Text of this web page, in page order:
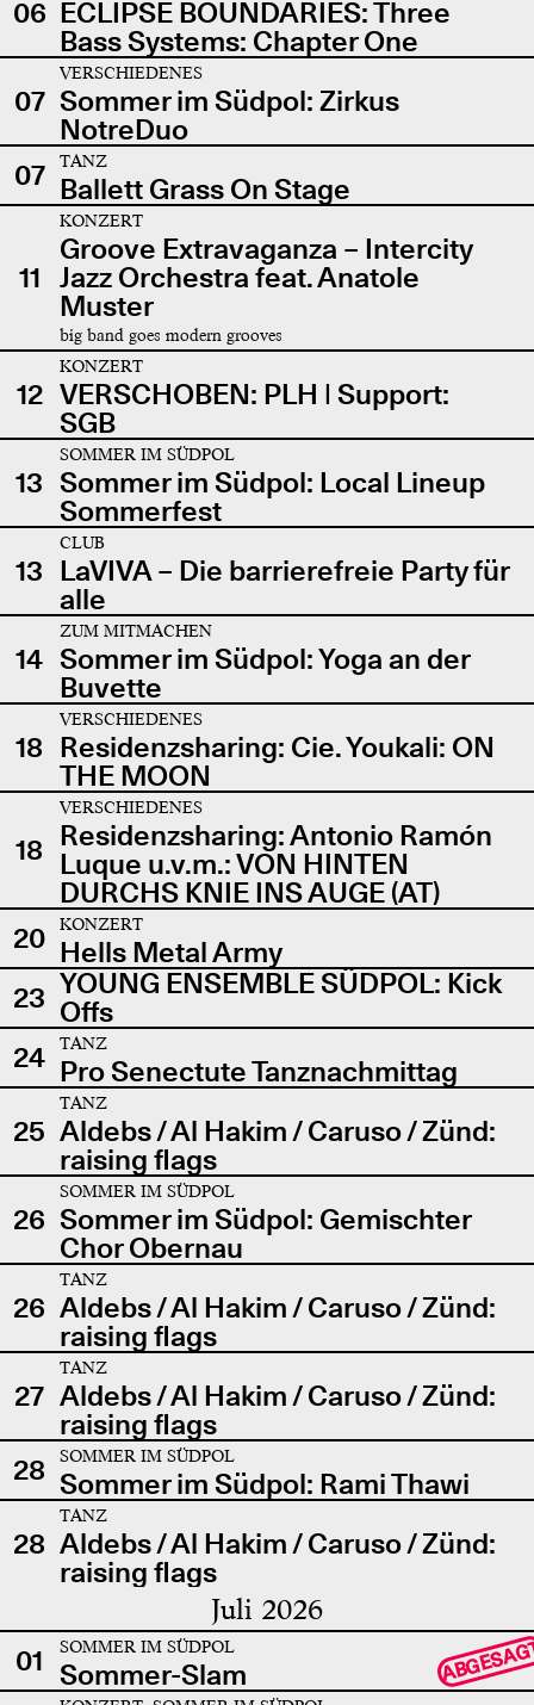
06 ECLIPSE BOUNDARIES: Three
Bass Systems: Chapter One
07
VERSCHIEDENES
Sommer im Südpol: Zirkus
NotreDuo
07
TANZ
Ballett Grass On Stage
11
KONZERT
Groove Extravaganza – Intercity
Jazz Orchestra feat. Anatole
Muster
big band goes modern grooves
12
KONZERT
VERSCHOBEN: PLH | Support:
SGB
13
SOMMER IM SÜDPOL
Sommer im Südpol: Local Lineup
Sommerfest
13
CLUB
LaVIVA – Die barrierefreie Party für
alle
14
ZUM MITMACHEN
Sommer im Südpol: Yoga an der
Buvette
18
VERSCHIEDENES
Residenzsharing: Cie. Youkali: ON
THE MOON
18
VERSCHIEDENES
Residenzsharing: Antonio Ramón
Luque u.v.m.: VON HINTEN
DURCHS KNIE INS AUGE (AT)
20
KONZERT
Hells Metal Army
23 YOUNG ENSEMBLE SÜDPOL: Kick
Offs
24
TANZ
Pro Senectute Tanznachmittag
25
TANZ
Aldebs / Al Hakim / Caruso / Zünd:
raising flags
26
SOMMER IM SÜDPOL
Sommer im Südpol: Gemischter
Chor Obernau
26
TANZ
Aldebs / Al Hakim / Caruso / Zünd:
raising flags
27
TANZ
Aldebs / Al Hakim / Caruso / Zünd:
raising flags
28
SOMMER IM SÜDPOL
Sommer im Südpol: Rami Thawi
28
TANZ
Aldebs / Al Hakim / Caruso / Zünd:
raising flags
Juli 2026
01 SOMMER IM SÜDPOL
Sommer-Slam